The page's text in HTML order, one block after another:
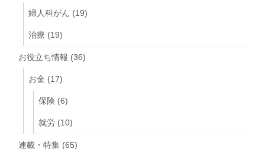
婦人科がん (19)
治療 (19)
お役立ち情報 (36)
お金 (17)
保険 (6)
就労 (10)
連載・特集 (65)